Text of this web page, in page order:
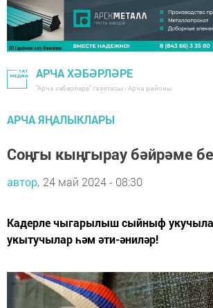
АРЧА ХӘБӘРЛӘРЕ
"Арча хәбәрләре" газетасы - Арча районы
АРЧА ЯҢАЛЫКЛАРЫ
Соңгы кыңгырау бәйрәме
автор, 24 май 2024 - 08:30
Кадерле чыгарылыш сыйныф
укытучылар һәм әти-әниләр!